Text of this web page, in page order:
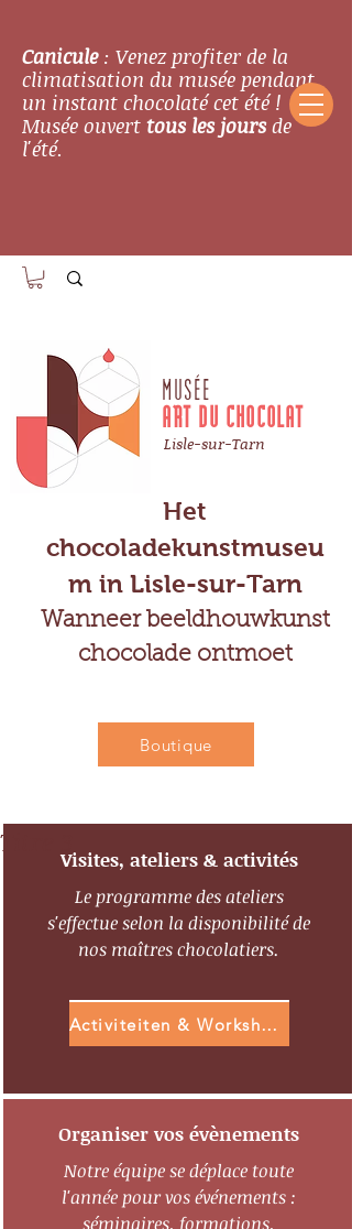
Canicule: Venez profiter de la
climatisation du musée pendant
un instant chocolaté cet été !
Musée ouverttous les joursde
l'été.
Het
chocoladekunstmuseu
m in Lisle-sur-Tarn
Wanneer beeldhouwkunst
chocolade ontmoet
Lisle-sur-Tarn
MUSÉE
ART DU CHOCOLAT
Boutique
Visites, ateliers & activités
Le programme des ateliers
s'effectue selon la disponibilité de
nos maîtres chocolatiers.
Activiteiten & Workshops
Organiser vos évènements
Notre équipe se déplace toute
l'année pour vos événements :
séminaires, formations,
Titre 3